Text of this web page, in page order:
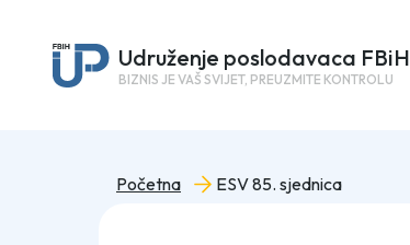
Udruženje poslodavaca FBiH
BIZNIS JE VAŠ SVIJET, PREUZMITE KONTROLU
Početna ESV 85. sjednica